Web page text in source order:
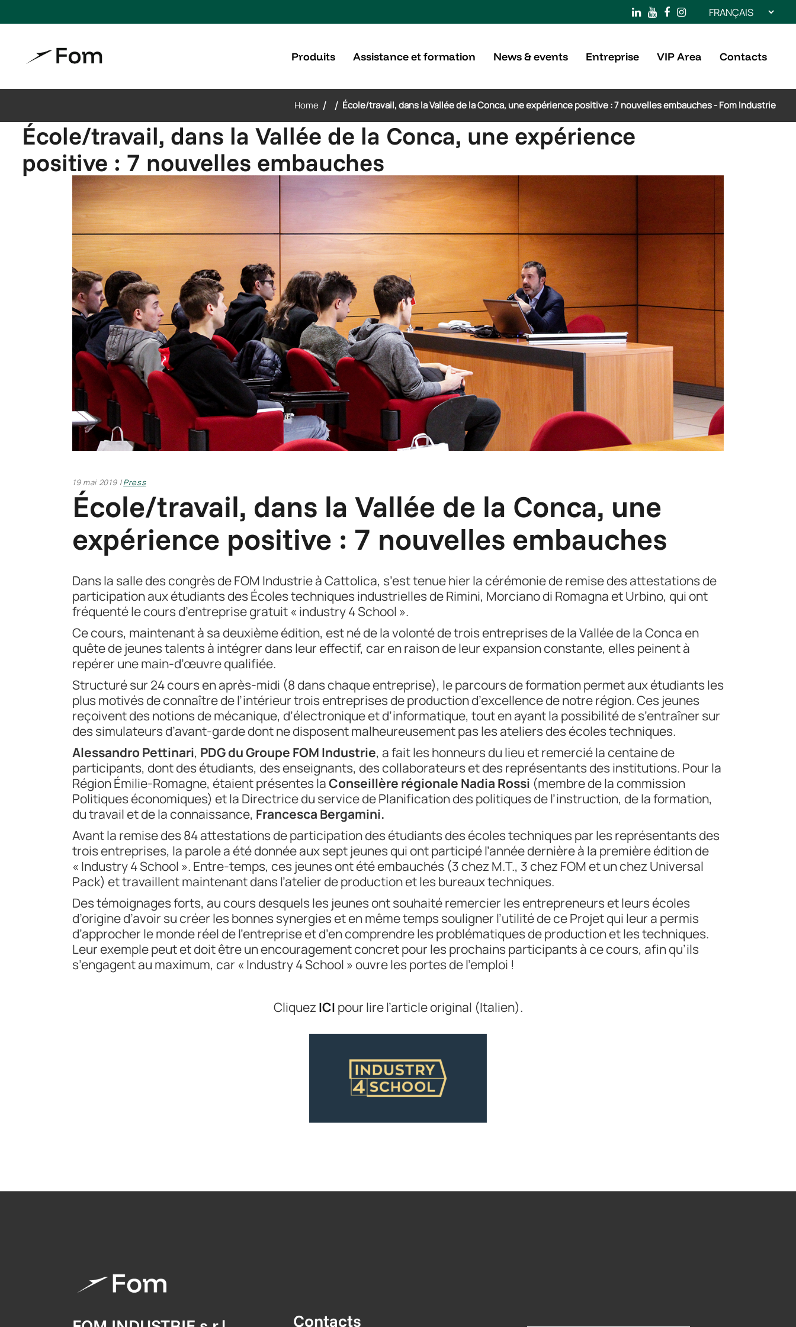
Choisir
une
langue
Produits Assistance et formation News & events Entreprise VIP Area Contacts
Home / / École/travail, dans la Vallée de la Conca, une expérience positive : 7 nouvelles embauches - Fom Industrie
École/travail, dans la Vallée de la Conca, une expérience
positive : 7 nouvelles embauches
19 mai 2019 Press
École/travail, dans la Vallée de la Conca, une
expérience positive : 7 nouvelles embauches
Dans la salle des congrès de FOM Industrie à Cattolica, s’est tenue hier la cérémonie de remise des attestations de
participation aux étudiants des Écoles techniques industrielles de Rimini, Morciano di Romagna et Urbino, qui ont
fréquenté le cours d’entreprise gratuit « industry 4 School ».
Ce cours, maintenant à sa deuxième édition, est né de la volonté de trois entreprises de la Vallée de la Conca en
quête de jeunes talents à intégrer dans leur effectif, car en raison de leur expansion constante, elles peinent à
repérer une main-d’œuvre qualifiée.
Structuré sur 24 cours en après-midi (8 dans chaque entreprise), le parcours de formation permet aux étudiants les
plus motivés de connaître de l’intérieur trois entreprises de production d’excellence de notre région. Ces jeunes
reçoivent des notions de mécanique, d’électronique et d’informatique, tout en ayant la possibilité de s’entraîner sur
des simulateurs d’avant-garde dont ne disposent malheureusement pas les ateliers des écoles techniques.
Alessandro Pettinari, PDG du Groupe FOM Industrie, a fait les honneurs du lieu et remercié la centaine de
participants, dont des étudiants, des enseignants, des collaborateurs et des représentants des institutions. Pour la
Région Émilie-Romagne, étaient présentes laConseillère régionale Nadia Rossi (membre de la commission
Politiques économiques) et la Directrice du service de Planification des politiques de l’instruction, de la formation,
du travail et de la connaissance, Francesca Bergamini.
Avant la remise des 84 attestations de participation des étudiants des écoles techniques par les représentants des
trois entreprises, la parole a été donnée aux sept jeunes qui ont participé l’année dernière à la première édition de
« Industry 4 School ». Entre-temps, ces jeunes ont été embauchés (3 chez M.T., 3 chez FOM et un chez Universal
Pack) et travaillent maintenant dans l’atelier de production et les bureaux techniques.
Des témoignages forts, au cours desquels les jeunes ont souhaité remercier les entrepreneurs et leurs écoles
d’origine d’avoir su créer les bonnes synergies et en même temps souligner l’utilité de ce Projet qui leur a permis
d’approcher le monde réel de l’entreprise et d’en comprendre les problématiques de production et les techniques.
Leur exemple peut et doit être un encouragement concret pour les prochains participants à ce cours, afin qu’ils
s’engagent au maximum, car « Industry 4 School » ouvre les portes de l’emploi !
Cliquez ICI pour lire l’article original (Italien).
Contacts